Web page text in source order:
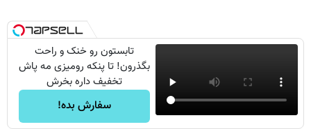
تابستون رو خنک و راحت
بگذرون! تا پنکه رومیزی مه پاش
تخفیف داره بخرش
سفارش بده!